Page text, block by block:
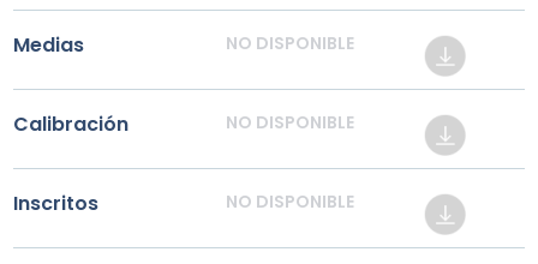
Medias NO DISPONIBLE
Calibración NO DISPONIBLE
Inscritos NO DISPONIBLE